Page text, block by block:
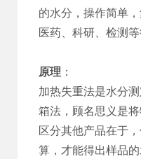
的水分，操作简单
医药、科研、检测等
原理 ：
加热失重法是水分
箱法，顾名思义是
区分其他产品在于
算，才能得出样品